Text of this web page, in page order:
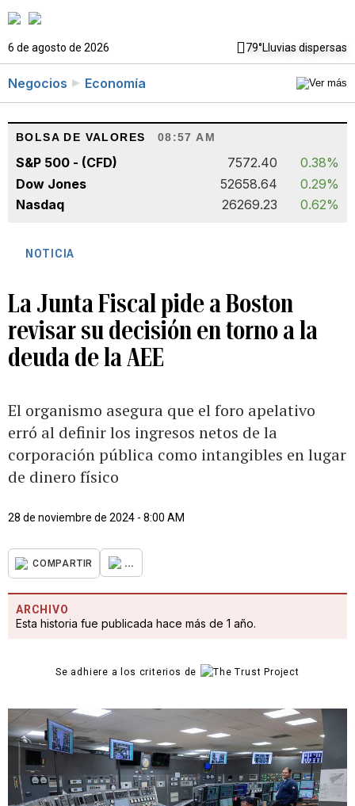
6 de agosto de 2026 79°Lluvias dispersas
Negocios Economía
BOLSA DE VALORES 08:57 AM
S&P 500 - (CFD) 7572.40
0.38%
Dow Jones
52658.64
0.29%
Nasdaq
26269.23 0.62%
NOTICIA
La Junta Fiscal pide a Boston
revisar su decisión en torno a la
deuda de la AEE
El organismo asegura que el foro apelativo
erró al definir los ingresos netos de la
corporación pública como intangibles en lugar
de dinero físico
28 de noviembre de 2024 - 8:00 AM
COMPARTIR ...
ARCHIVO
Esta historia fue publicada hace más de 1 año.
Se adhiere a los criterios de